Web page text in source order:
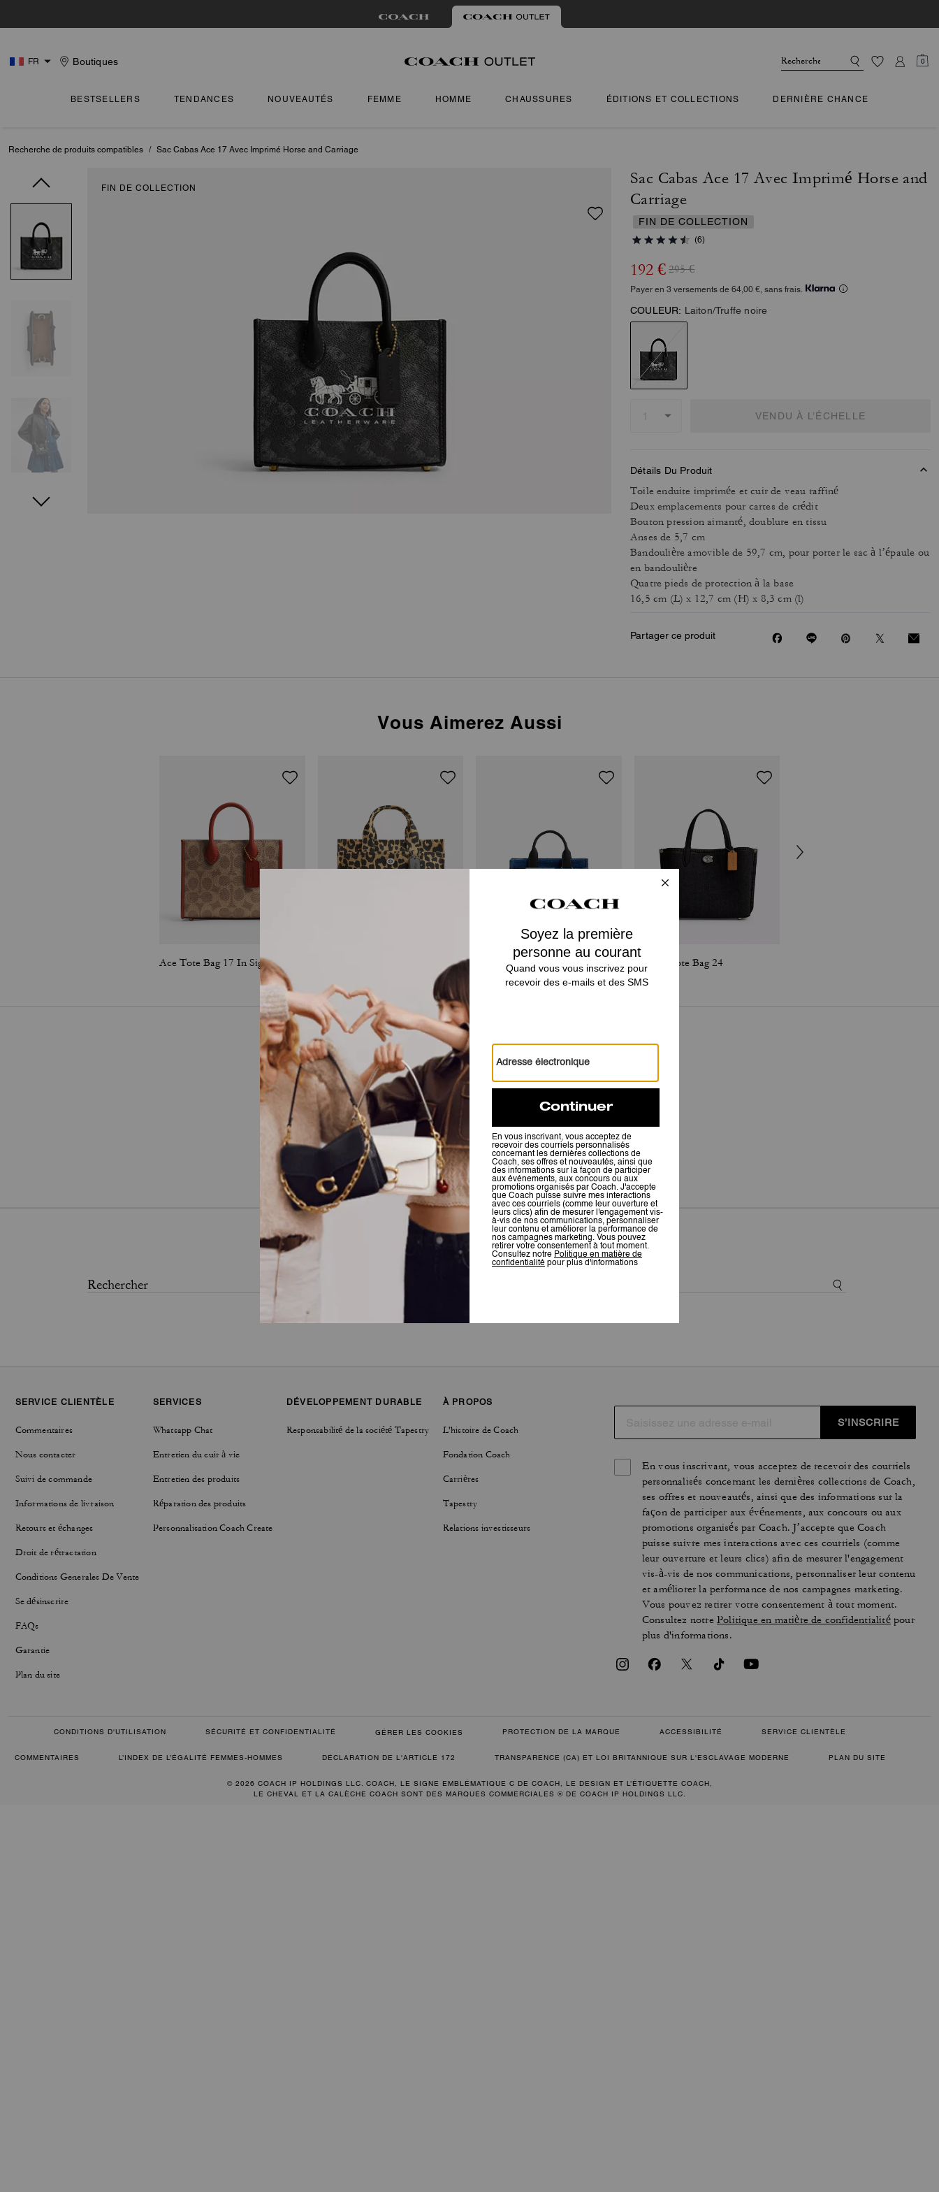
FR Boutiques 0
BESTSELLERS TENDANCES NOUVEAUTÉS FEMME HOMME CHAUSSURES ÉDITIONS ET COLLECTIONS DERNIÈRE CHANCE
Recherche de produits compatibles / Sac Cabas Ace 17 Avec Imprimé Horse and Carriage
FIN DE COLLECTION
Sac Cabas Ace 17 Avec Imprimé Horse and
Carriage
FIN DE COLLECTION
(6)
192 € 295 €
Payer en 3 versements de 64,00 €, sans frais.
COULEUR: Laiton/Truffe noire
VENDU À L’ÉCHELLE
Détails Du Produit
Toile enduite imprimée et cuir de veau raffiné
Deux emplacements pour cartes de crédit
Bouton pression aimanté, doublure en tissu
Anses de 5,7 cm
Bandoulière amovible de 59,7 cm, pour porter le sac à l’épaule ou
en bandoulière
Quatre pieds de protection à la base
16,5 cm (L) x 12,7 cm (H) x 8,3 cm (l)
Partager ce produit
Vous Aimerez Aussi
Cargo Tote Bag With Leopard Print Willow Tote Bag 24
Avis
Il n’y a pas encore d’avis.
Pour plus d’informations sur la manière dont nous vérifions nos avis, cliquezici.
SERVICE CLIENTÈLE
Commentaires
Nous contacter
Suivi de commande
Informations de livraison
Retours et échanges
Droit de rétractation
Conditions Generales De Vente
Se désinscrire
FAQs
Garantie
Plan du site
SERVICES
Whatsapp Chat
Entretien du cuir à vie
Entretien des produits
Réparation des produits
Personnalisation Coach Create
DÉVELOPPEMENT DURABLE
Responsabilité de la société Tapestry
À PROPOS
L'histoire de Coach
Fondation Coach
Carrières
Tapestry
Relations investisseurs
S’INSCRIRE
En vous inscrivant, vous acceptez de recevoir des courriels
personnalisés concernant les dernières collections de Coach,
ses offres et nouveautés, ainsi que des informations sur la
façon de participer aux événements, aux concours ou aux
promotions organisés par Coach. J’accepte que Coach
puisse suivre mes interactions avec ces courriels (comme
leur ouverture et leurs clics) afin de mesurer l'engagement
vis-à-vis de nos communications, personnaliser leur contenu
et améliorer la performance de nos campagnes marketing.
Vous pouvez retirer votre consentement à tout moment.
Consultez notrePolitique en matière de confidentialitépour
plus d'informations.
CONDITIONS D'UTILISATION SÉCURITÉ ET CONFIDENTIALITÉ GÉRER LES COOKIES PROTECTION DE LA MARQUE ACCESSIBILITÉ SERVICE CLIENTÈLE
COMMENTAIRES L’INDEX DE L’ÉGALITÉ FEMMES-HOMMES DÉCLARATION DE L'ARTICLE 172 TRANSPARENCE (CA) ET LOI BRITANNIQUE SUR L'ESCLAVAGE MODERNE PLAN DU SITE
© 2026 COACH IP HOLDINGS LLC. COACH, LE SIGNE EMBLÉMATIQUE C DE COACH, LE DESIGN ET L’ÉTIQUETTE COACH,
LE CHEVAL ET LA CALÈCHE COACH SONT DES MARQUES COMMERCIALES ® DE COACH IP HOLDINGS LLC.